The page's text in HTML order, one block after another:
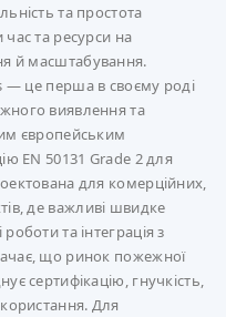
та простота
час та ресурси на
й масштабування.
— це перша в своєму роді
виявлення та
європейським
EN 50131 Grade 2 для
для комерційних,
де важливі швидке
та інтеграція з
що ринок пожежної
сертифікацію, гнучкість,
Для